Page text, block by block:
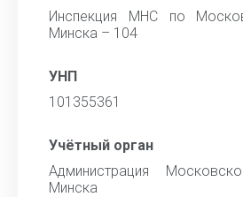
Инспекция МНС по
Минска – 104
УНП
101355361
Учётный орган
Администрация
Минска